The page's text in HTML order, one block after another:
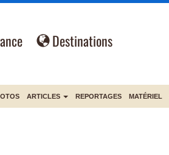
Destinations
ARTICLES REPORTAGES MATÉRIEL